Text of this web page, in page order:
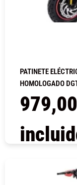
PATINETE
HOMOLOGADO
979,00